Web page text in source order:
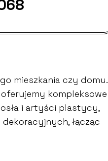
mieszkania czy domu.
kompleksowe
i artyści plastycy,
łącząc